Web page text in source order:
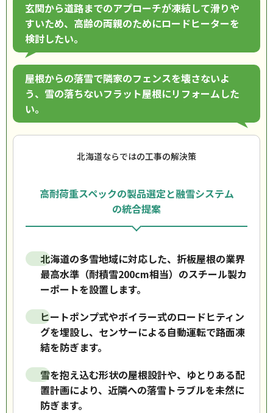
玄関から道路までのアプローチが凍結して滑りや
すいため、高齢の両親のためにロードヒーターを
検討したい。
屋根からの落雪で隣家のフェンスを壊さないよ
う、雪の落ちないフラット屋根にリフォームした
い。
北海道ならではの工事の解決策
高耐荷重スペックの製品選定と融雪システム
の統合提案
北海道の多雪地域に対応した、折板屋根の業界
最高水準（耐積雪200cm相当）のスチール製カ
ーポートを設置します。
ヒートポンプ式やボイラー式のロードヒティン
グを埋設し、センサーによる自動運転で路面凍
結を防ぎます。
雪を抱え込む形状の屋根設計や、ゆとりある配
置計画により、近隣への落雪トラブルを未然に
防ぎます。